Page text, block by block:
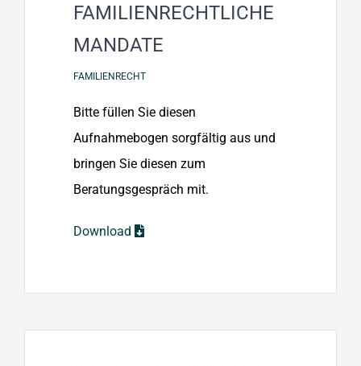
FAMILIENRECHTLICHE
MANDATE
FAMILIENRECHT
Bitte füllen Sie diesen
Aufnahmebogen sorgfältig aus und
bringen Sie diesen zum
Beratungsgespräch mit.
Download